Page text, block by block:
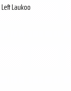
LeftLaukoo